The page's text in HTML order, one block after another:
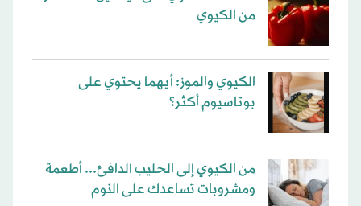
من الكيوي
الكيوي والموز: أيهما يحتوي على
بوتاسيوم أكثر؟
من الكيوي إلى الحليب الدافئ... أطعمة
ومشروبات تساعدك على النوم